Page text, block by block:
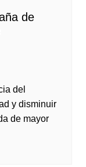
de
del
y disminuir
de mayor